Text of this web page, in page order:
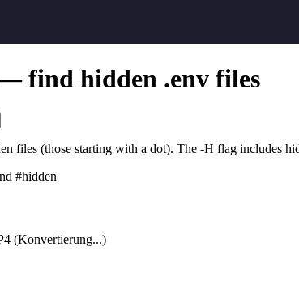
find hidden .env files
files (those starting with a dot). The -H flag includes
#hidden
(Konvertierung...)